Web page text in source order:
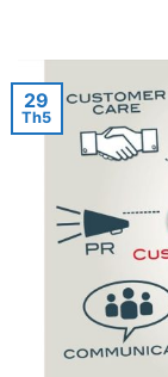
29
Th5